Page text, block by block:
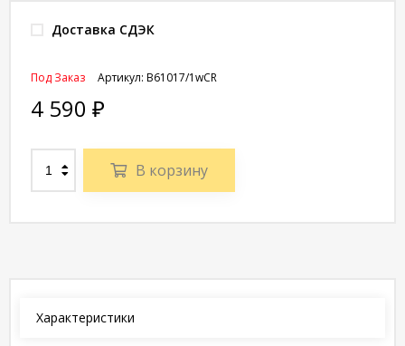
Доставка СДЭК
Артикул: B61017/1wCR
Под Заказ
4 590 ₽
В корзину
Характеристики